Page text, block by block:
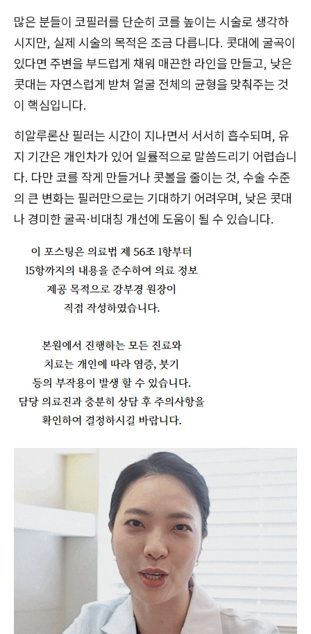
많은 분들이 코필러를 단순히 코를 높이는 시술로 생각하
시지만, 실제 시술의 목적은 조금 다릅니다. 콧대에 굴곡이
있다면 주변을 부드럽게 채워 매끈한 라인을 만들고, 낮은
콧대는 자연스럽게 받쳐 얼굴 전체의 균형을 맞춰주는 것
이 핵심입니다.
히알루론산 필러는 시간이 지나면서 서서히 흡수되며, 유
지 기간은 개인차가 있어 일률적으로 말씀드리기 어렵습니
다. 다만 코를 작게 만들거나 콧볼을 줄이는 것, 수술 수준
의 큰 변화는 필러만으로는 기대하기 어려우며, 낮은 콧대
나 경미한 굴곡·비대칭 개선에 도움이 될 수 있습니다.